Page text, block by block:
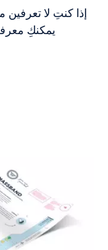
إذا كنتِ لا
يمكنكِ